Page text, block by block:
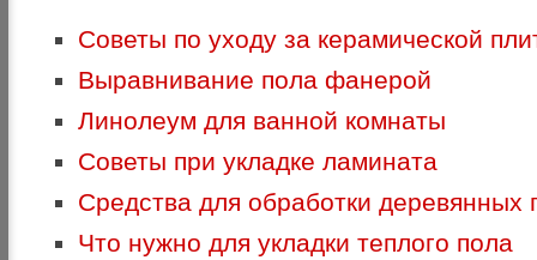
Советы по уходу за керамической
Выравнивание пола фанерой
Линолеум для ванной комнаты
Советы при укладке ламината
Средства для обработки деревянных
Что нужно для укладки теплого пола